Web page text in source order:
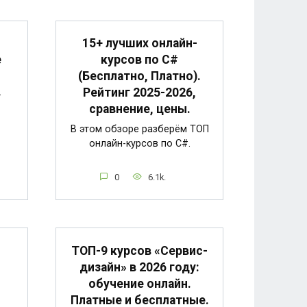
15+ лучших онлайн-
курсов по C#
(Бесплатно, Платно).
Рейтинг 2025-2026,
сравнение, цены.
В этом обзоре разберём ТОП
онлайн-курсов по C#.
0 6.1k.
ТОП-9 курсов «Сервис-
дизайн» в 2026 году:
обучение онлайн.
Платные и бесплатные.